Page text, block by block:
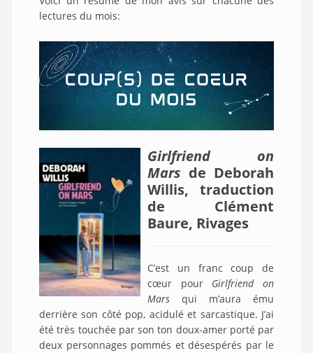
lectures du mois:
Girlfriend on
Mars de Deborah
Willis, traduction
de Clément
Baure, Rivages
C’est un franc coup de
cœur pour Girlfriend on
Mars qui m’aura ému
derrière son côté pop, acidulé et sarcastique. J’ai
été très touchée par son ton doux-amer porté par
deux personnages pommés et désespérés par le